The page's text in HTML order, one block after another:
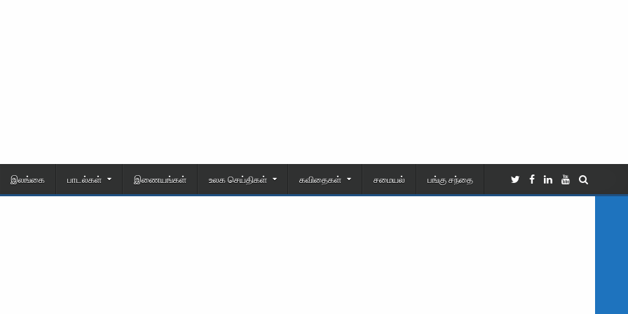
இலங்கை பாடல்கள் இணையங்கள் உலக செய்திகள் கவிதைகள் சமையல் பங்கு சந்தை